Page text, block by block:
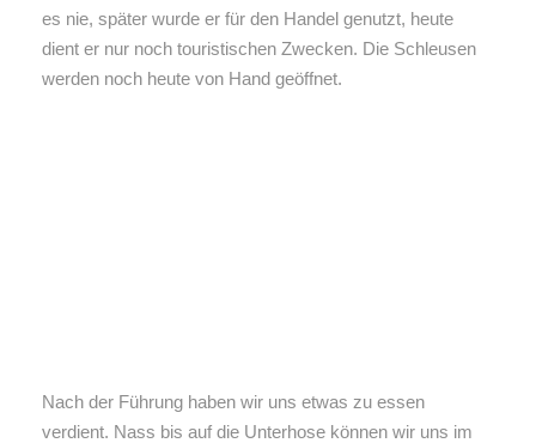
es nie, später wurde er für den Handel genutzt, heute
dient er nur noch touristischen Zwecken. Die Schleusen
werden noch heute von Hand geöffnet.
Nach der Führung haben wir uns etwas zu essen
verdient. Nass bis auf die Unterhose können wir uns im